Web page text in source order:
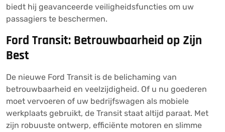
biedt hij geavanceerde veiligheidsfuncties om uw
passagiers te beschermen.
Ford Transit: Betrouwbaarheid op Zijn
Best
De nieuwe Ford Transit is de belichaming van
betrouwbaarheid en veelzijdigheid. Of u nu goederen
moet vervoeren of uw bedrijfswagen als mobiele
werkplaats gebruikt, de Transit staat altijd paraat. Met
zijn robuuste ontwerp, efficiënte motoren en slimme